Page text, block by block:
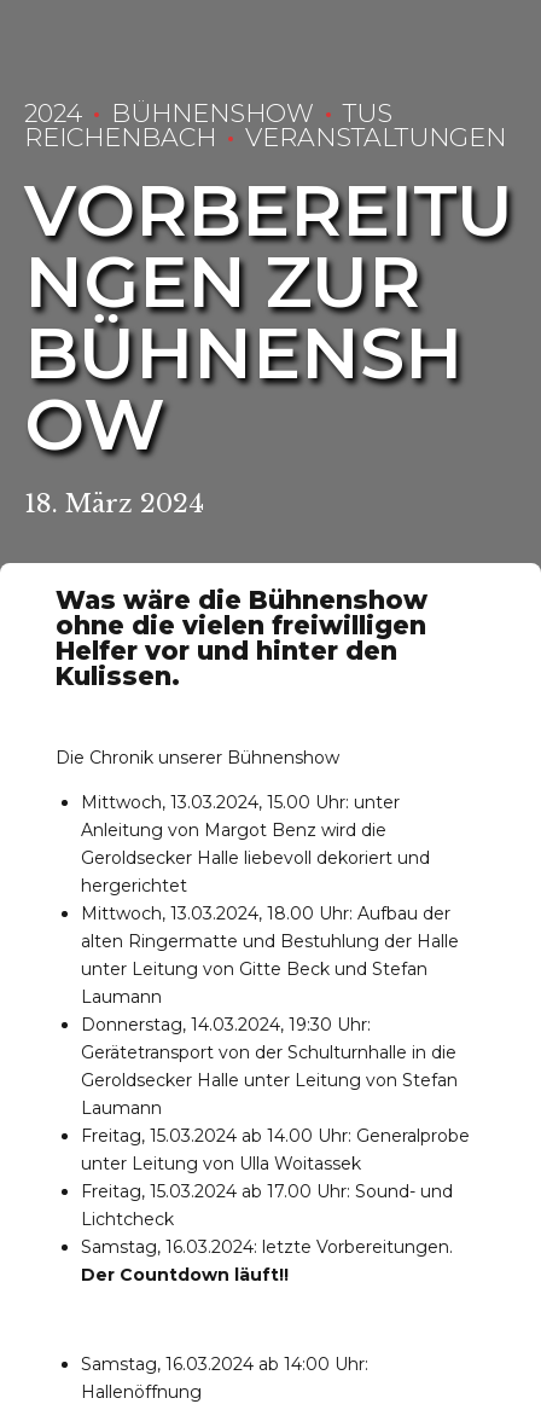
2024 BÜHNENSHOW
TUS
REICHENBACH
VERANSTALTUNGEN
VORBEREITU
NGEN ZUR
BÜHNENSH
OW
18. März 2024
Was wäre die Bühnenshow
ohne die vielen freiwilligen
Helfer vor und hinter den
Kulissen.
Die Chronik unserer Bühnenshow
Mittwoch, 13.03.2024, 15.00 Uhr: unter
Anleitung von Margot Benz wird die
Geroldsecker Halle liebevoll dekoriert und
hergerichtet
Mittwoch, 13.03.2024, 18.00 Uhr: Aufbau der
alten Ringermatte und Bestuhlung der Halle
unter Leitung von Gitte Beck und Stefan
Laumann
Donnerstag, 14.03.2024, 19:30 Uhr:
Gerätetransport von der Schulturnhalle in die
Geroldsecker Halle unter Leitung von Stefan
Laumann
Freitag, 15.03.2024 ab 14.00 Uhr: Generalprobe
unter Leitung von Ulla Woitassek
Freitag, 15.03.2024 ab 17.00 Uhr: Sound- und
Lichtcheck
Samstag, 16.03.2024: letzte Vorbereitungen.
Der Countdown läuft!!
Samstag, 16.03.2024 ab 14:00 Uhr:
Hallenöffnung